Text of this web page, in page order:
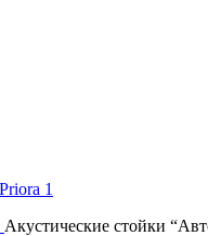
Акустические стойки